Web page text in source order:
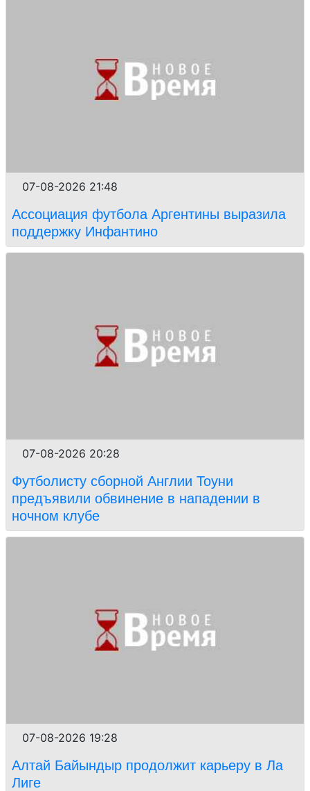
07-08-2026 21:48
Ассоциация футбола Аргентины выразила
поддержку Инфантино
07-08-2026 20:28
Футболисту сборной Англии Тоуни
предъявили обвинение в нападении в
ночном клубе
07-08-2026 19:28
Алтай Байындыр продолжит карьеру в Ла
Лиге